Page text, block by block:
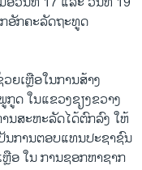
ກອັກຄະລັດຖະທູດ
ຍເຫຼືອໃນການສ້າງ
ດ ໃນແຂວງຊຽງຂວາງ
ນສະຫະລັດໄດ້ຕົກລົງ ໃຫ້
ນການຕອບແທນປະຊາຊົນ
ອ ໃນ ການຊອກຫາຊາກ